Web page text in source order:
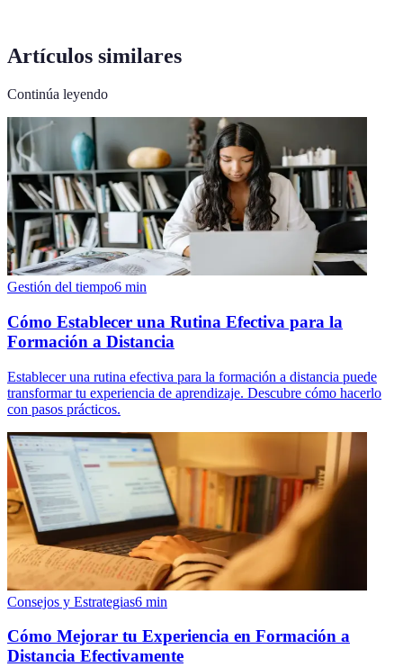
Artículos similares
Continúa leyendo
Gestión del tiempo6 min
Cómo Establecer una Rutina Efectiva para la
Formación a Distancia
Establecer una rutina efectiva para la formación a distancia puede
transformar tu experiencia de aprendizaje. Descubre cómo hacerlo
con pasos prácticos.
Consejos y Estrategias6 min
Cómo Mejorar tu Experiencia en Formación a
Distancia Efectivamente